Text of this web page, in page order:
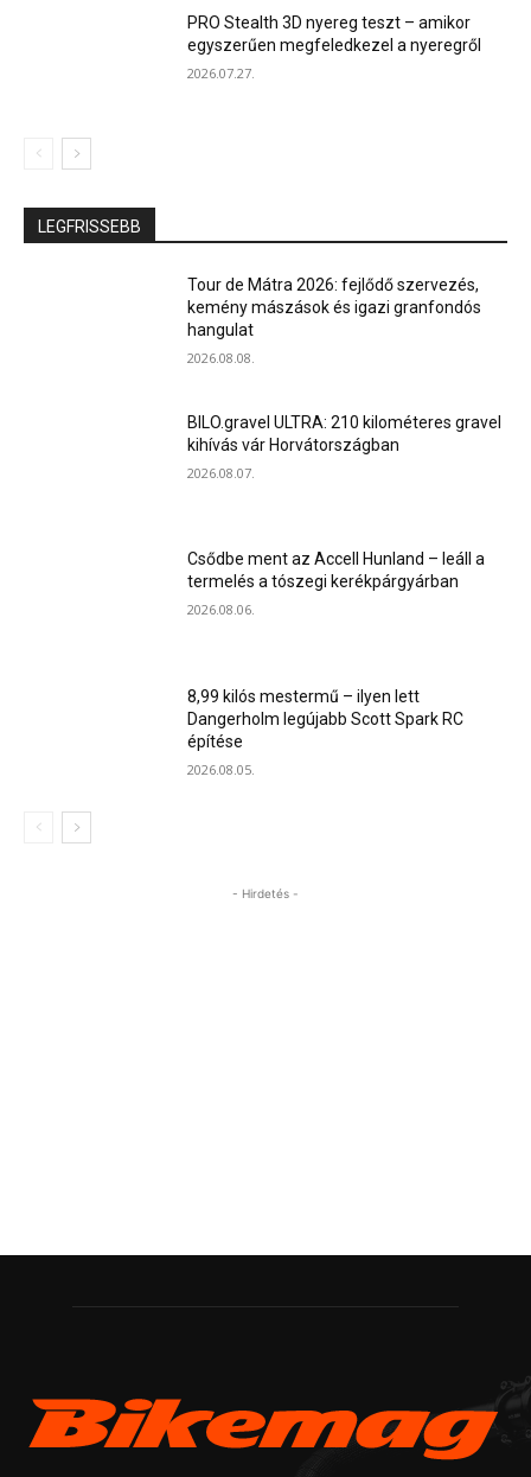
PRO Stealth 3D nyereg teszt – amikor
egyszerűen megfeledkezel a nyeregről
2026.07.27.
LEGFRISSEBB
Tour de Mátra 2026: fejlődő szervezés,
kemény mászások és igazi granfondós
hangulat
2026.08.08.
BILO.gravel ULTRA: 210 kilométeres gravel
kihívás vár Horvátországban
2026.08.07.
Csődbe ment az Accell Hunland – leáll a
termelés a tószegi kerékpárgyárban
2026.08.06.
8,99 kilós mestermű – ilyen lett
Dangerholm legújabb Scott Spark RC
építése
2026.08.05.
- Hirdetés -